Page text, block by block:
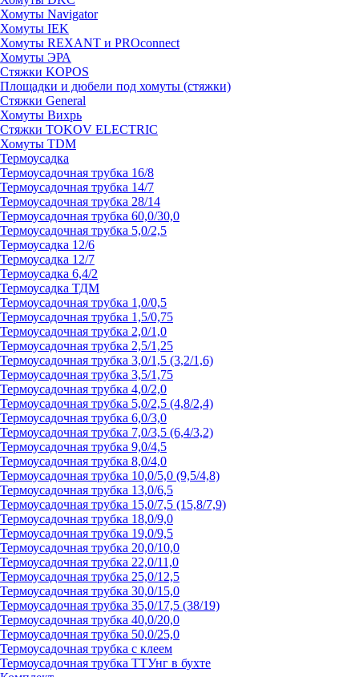
Хомуты Navigator
Хомуты IEK
Хомуты REXANT и PROconnect
Хомуты ЭРА
Стяжки KOPOS
Площадки и дюбели под хомуты (стяжки)
Стяжки General
Хомуты Вихрь
Стяжки TOKOV ELECTRIC
Хомуты TDM
Термоусадка
Термоусадочная трубка 16/8
Термоусадочная трубка 14/7
Термоусадочная трубка 28/14
Термоусадочная трубка 60,0/30,0
Термоусадочная трубка 5,0/2,5
Термоусадка 12/6
Термоусадка 12/7
Термоусадка 6,4/2
Термоусадка ТДМ
Термоусадочная трубка 1,0/0,5
Термоусадочная трубка 1,5/0,75
Термоусадочная трубка 2,0/1,0
Термоусадочная трубка 2,5/1,25
Термоусадочная трубка 3,0/1,5 (3,2/1,6)
Термоусадочная трубка 3,5/1,75
Термоусадочная трубка 4,0/2,0
Термоусадочная трубка 5,0/2,5 (4,8/2,4)
Термоусадочная трубка 6,0/3,0
Термоусадочная трубка 7,0/3,5 (6,4/3,2)
Термоусадочная трубка 9,0/4,5
Термоусадочная трубка 8,0/4,0
Термоусадочная трубка 10,0/5,0 (9,5/4,8)
Термоусадочная трубка 13,0/6,5
Термоусадочная трубка 15,0/7,5 (15,8/7,9)
Термоусадочная трубка 18,0/9,0
Термоусадочная трубка 19,0/9,5
Термоусадочная трубка 20,0/10,0
Термоусадочная трубка 22,0/11,0
Термоусадочная трубка 25,0/12,5
Термоусадочная трубка 30,0/15,0
Термоусадочная трубка 35,0/17,5 (38/19)
Термоусадочная трубка 40,0/20,0
Термоусадочная трубка 50,0/25,0
Термоусадочная трубка с клеем
Термоусадочная трубка ТТУнг в бухте